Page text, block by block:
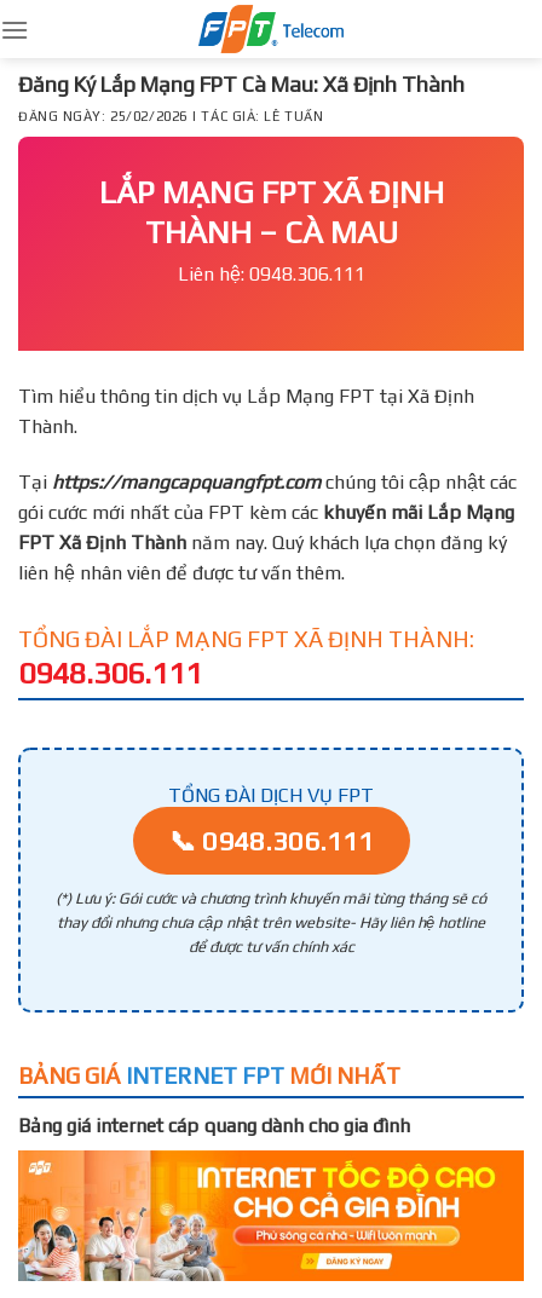
to
content
Đăng Ký Lắp Mạng FPT Cà Mau: Xã Định Thành
ĐĂNG NGÀY: 25/02/2026 | TÁC GIẢ: LÊ TUẤN
LẮP MẠNG FPT XÃ ĐỊNH
THÀNH – CÀ MAU
Liên hệ: 0948.306.111
Tìm hiểu thông tin dịch vụ Lắp Mạng FPT tại Xã Định
Thành.
Tại https://mangcapquangfpt.comchúng tôi cập nhật các
gói cước mới nhất của FPT kèm các khuyến mãi Lắp Mạng
FPT Xã Định Thành năm nay. Quý khách lựa chọn đăng ký
liên hệ nhân viên để được tư vấn thêm.
TỔNG ĐÀI LẮP MẠNG FPT XÃ ĐỊNH THÀNH:
0948.306.111
TỔNG ĐÀI DỊCH VỤ FPT
📞 0948.306.111
(*) Lưu ý: Gói cước và chương trình khuyến mãi từng tháng sẽ có
thay đổi nhưng chưa cập nhật trên website- Hãy liên hệ hotline
để được tư vấn chính xác
BẢNG GIÁ INTERNET FPT MỚI NHẤT
Bảng giá internet cáp quang dành cho gia đình